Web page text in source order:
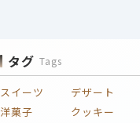
タグ Tags
スイーツ デザート
洋菓子
クッキー